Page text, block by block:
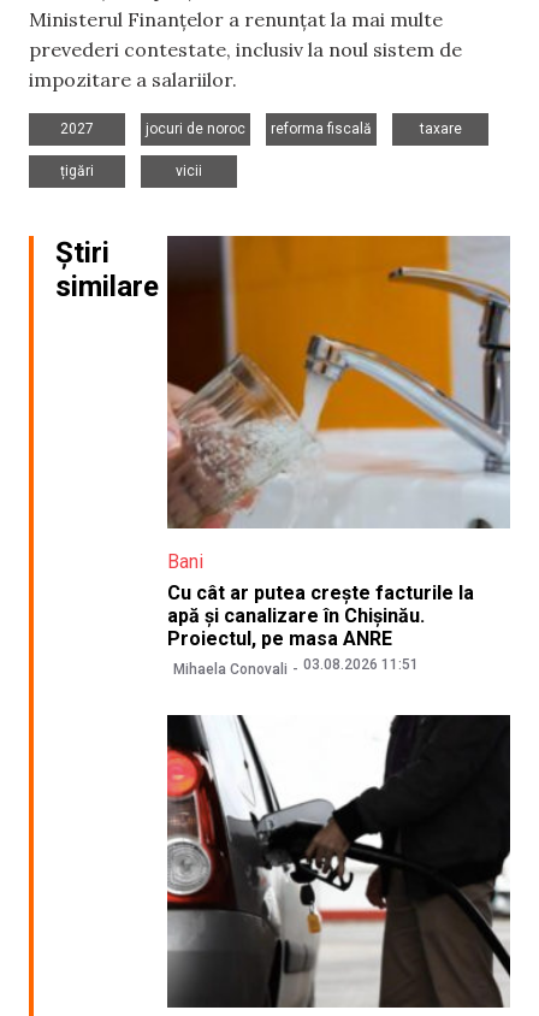
Ministerul Finanțelor a renunțat la mai multe
prevederi contestate, inclusiv la noul sistem de
impozitare a salariilor.
2027
jocuri de noroc
reforma fiscală
taxare
țigări
vicii
Știri
similare
Bani
Cu cât ar putea crește facturile la
apă și canalizare în Chișinău.
Proiectul, pe masa ANRE
Mihaela Conovali 03.08.2026 11:51